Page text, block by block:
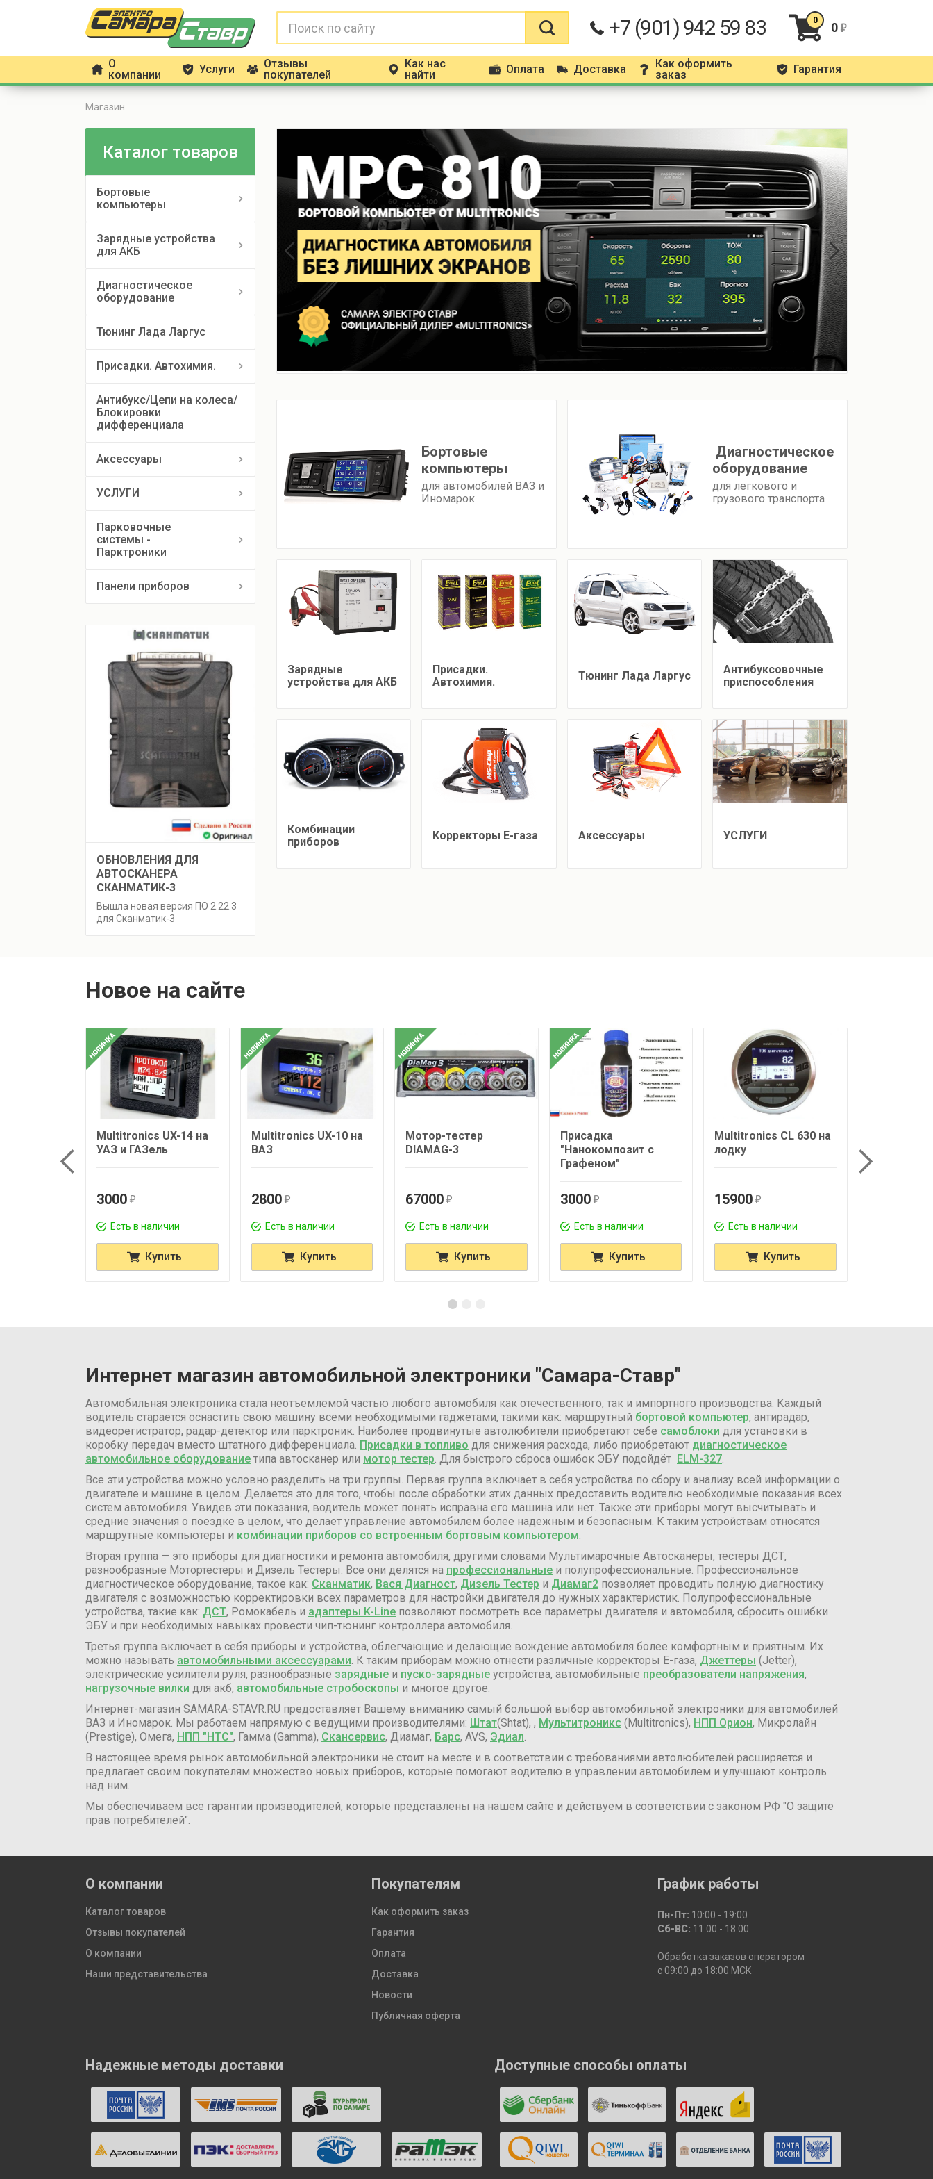
+7 (901) 942 59 83 0 0 r
h О
компании
g Услуги f Отзывы
покупателей
m
Как нас
найти
p Оплата d Доставка q
Как оформить
заказ
g Гарантия
Магазин
Каталог товаров
Бортовые
компьютеры
Зарядные устройства
для АКБ
Диагностическое
оборудование
Тюнинг Лада Ларгус
Присадки. Автохимия.
Антибукс/Цепи на колеса/
Блокировки
дифференциала
Аксессуары
УСЛУГИ
Парковочные
системы -
Парктроники
Панели приборов
ОБНОВЛЕНИЯ ДЛЯ
АВТОСКАНЕРА
СКАНМАТИК-3
Вышла новая версия ПО 2.22.3
для Сканматик-3
Бортовые
компьютеры
для автомобилей ВАЗ и
Иномарок
Диагностическое
оборудование
для легкового и
грузового транспорта
Зарядные
устройства для АКБ
Присадки.
Автохимия.
Тюнинг Лада Ларгус
Антибуксовочные
приспособления
Комбинации
приборов
Корректоры Е-газа Аксессуары УСЛУГИ
Новое на сайте
Multitronics UX-14 на
УАЗ и ГАЗель
3000 r
Есть в наличии
Купить
Multitronics UX-10 на
ВАЗ
2800 r
Есть в наличии
Купить
Мотор-тестер
DIAMAG-3
67000 r
Есть в наличии
Купить
Присадка
"Нанокомпозит с
Графеном"
3000 r
Есть в наличии
Купить
Multitronics CL 630 на
лодку
15900 r
Есть в наличии
Купить
Интернет магазин автомобильной электроники "Самара-Ставр"
Автомобильная электроника стала неотъемлемой частью любого автомобиля как отечественного, так и импортного производства. Каждый
водитель старается оснастить свою машину всеми необходимыми гаджетами, такими как: маршрутный бортовой компьютер, антирадар,
видеорегистратор, радар-детектор или парктроник. Наиболее продвинутые автолюбители приобретают себе самоблоки для установки в
коробку передач вместо штатного дифференциала. Присадки в топливо для снижения расхода, либо приобретают диагностическое
автомобильное оборудование типа автосканер или мотор тестер. Для быстрого сброса ошибок ЭБУ подойдёт ELM-327.
Все эти устройства можно условно разделить на три группы. Первая группа включает в себя устройства по сбору и анализу всей информации о
двигателе и машине в целом. Делается это для того, чтобы после обработки этих данных предоставить водителю необходимые показания всех
систем автомобиля. Увидев эти показания, водитель может понять исправна его машина или нет. Также эти приборы могут высчитывать и
средние значения о поездке в целом, что делает управление автомобилем более надежным и безопасным. К таким устройствам относятся
маршрутные компьютеры и комбинации приборов со встроенным бортовым компьютером.
Вторая группа — это приборы для диагностики и ремонта автомобиля, другими словами Мультимарочные Автосканеры, тестеры ДСТ,
разнообразные Мотортестеры и Дизель Тестеры. Все они делятся на профессиональные и полупрофессиональные. Профессиональное
диагностическое оборудование, такое как: Сканматик, Вася Диагност, Дизель Тестер и Диамаг2 позволяет проводить полную диагностику
двигателя с возможностью корректировки всех параметров для настройки двигателя до нужных характеристик. Полупрофессиональные
устройства, такие как: ДСТ, Ромокабель и адаптеры K-Line позволяют посмотреть все параметры двигателя и автомобиля, сбросить ошибки
ЭБУ и при необходимых навыках провести чип-тюнинг контроллера автомобиля.
Третья группа включает в себя приборы и устройства, облегчающие и делающие вождение автомобиля более комфортным и приятным. Их
можно называть автомобильными аксессуарами. К таким приборам можно отнести различные корректоры Е-газа, Джеттеры (Jetter),
электрические усилители руля, разнообразные зарядные и пуско-зарядные устройства, автомобильные преобразователи напряжения,
нагрузочные вилки для акб, автомобильные стробоскопы и многое другое.
Интернет-магазин SAMARA-STAVR.RU предоставляет Вашему вниманию самый большой выбор автомобильной электроники для автомобилей
ВАЗ и Иномарок. Мы работаем напрямую с ведущими производителями: Штат(Shtat), , Мультитроникс (Multitronics), НПП Орион, Микролайн
(Prestige), Омега, НПП "НТС", Гамма (Gamma), Скансервис, Диамаг, Барс, AVS, Эдиал.
В настоящее время рынок автомобильной электроники не стоит на месте и в соответствии с требованиями автолюбителей расширяется и
предлагает своим покупателям множество новых приборов, которые помогают водителю в управлении автомобилем и улучшают контроль
над ним.
Мы обеспечиваем все гарантии производителей, которые представлены на нашем сайте и действуем в соответствии с законом РФ "О защите
прав потребителей".
О компании
Каталог товаров
Отзывы покупателей
О компании
Наши представительства
Покупателям
Как оформить заказ
Гарантия
Оплата
Доставка
Новости
Публичная оферта
График работы
Пн-Пт: 10:00 - 19:00
Сб-ВС: 11:00 - 18:00
Обработка заказов оператором
с 09:00 до 18:00 МСК
Надежные методы доставки Доступные способы оплаты